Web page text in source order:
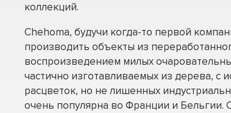
коллекций.
Chehoma, будучи когда-то первой
производить объекты из
воспроизведением милых
частично изготавливаемых из дерева, с
расцветок, но не лишенных
очень популярна во Франции и Бельгии.